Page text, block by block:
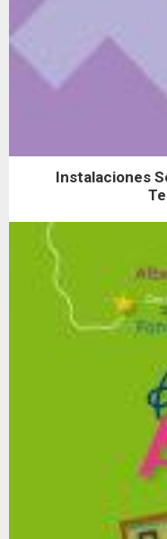
Instalaciones